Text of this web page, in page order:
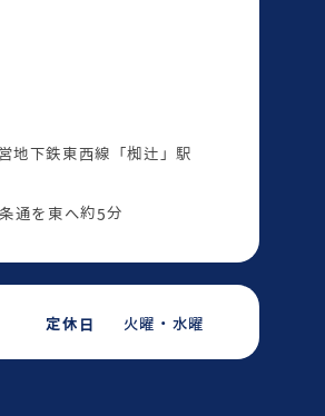
地下鉄東西線「椥辻」駅
通を東へ約5分
定休日 火曜・水曜